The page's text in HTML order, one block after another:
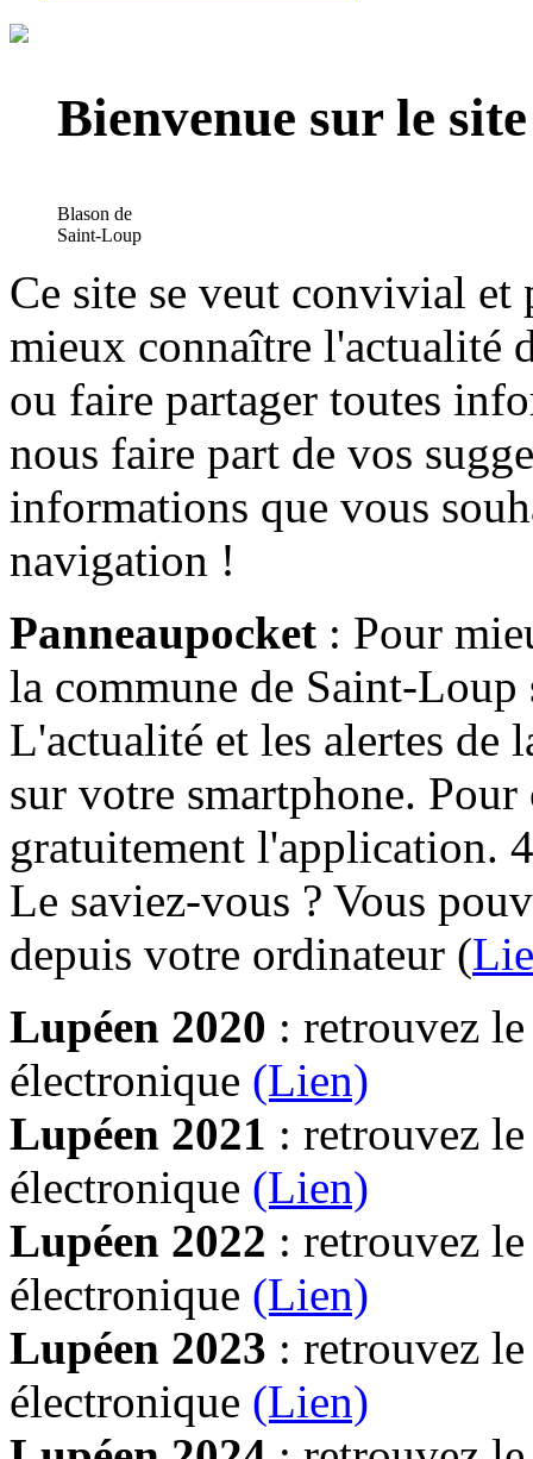
Bienvenue sur le
Blason de
Saint-Loup
Ce site se veut convivial et
mieux connaître l'actualité
ou faire partager toutes
nous faire part de vos
informations que vous
navigation !
Panneaupocket : Pour
la commune de Saint-Loup
L'actualité et les alertes de
sur votre smartphone.
gratuitement l'application.
Le saviez-vous ? Vous
depuis votre ordinateur (
Lupéen 2020 : retrouvez
électronique (Lien)
Lupéen 2021 : retrouvez
électronique (Lien)
Lupéen 2022 : retrouvez
électronique (Lien)
Lupéen 2023 : retrouvez
électronique (Lien)